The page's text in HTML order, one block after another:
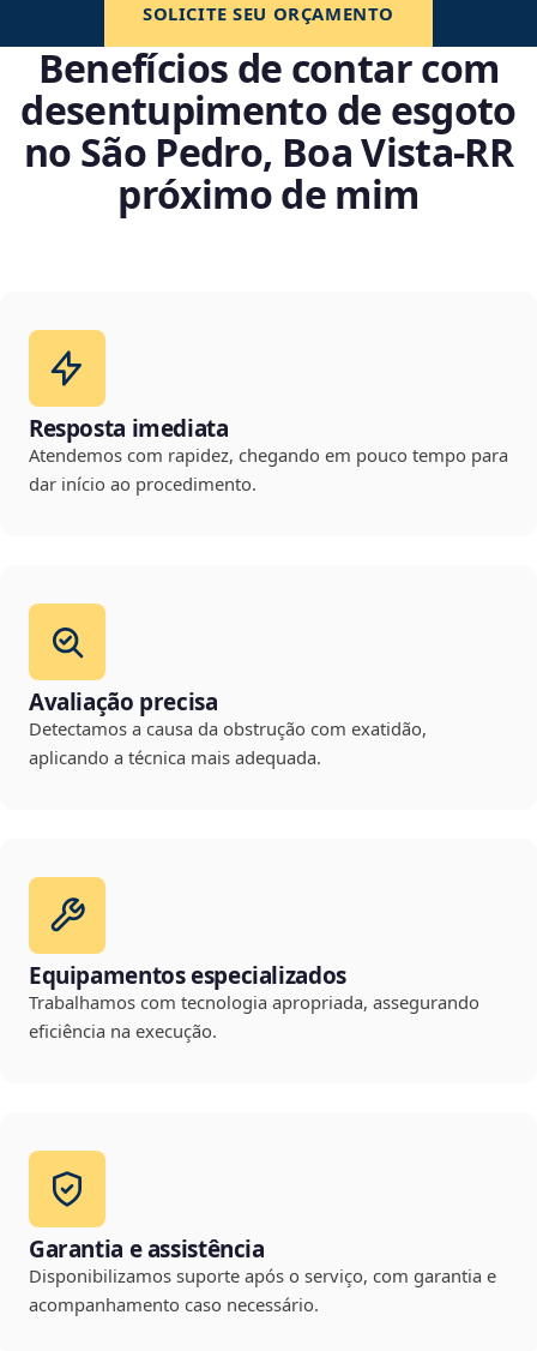
SOLICITE SEU ORÇAMENTO
Benefícios de contar com
desentupimento de esgoto
no São Pedro, Boa Vista‑RR
próximo de mim
Resposta imediata
Atendemos com rapidez, chegando em pouco tempo para
dar início ao procedimento.
Avaliação precisa
Detectamos a causa da obstrução com exatidão,
aplicando a técnica mais adequada.
Equipamentos especializados
Trabalhamos com tecnologia apropriada, assegurando
eficiência na execução.
Garantia e assistência
Disponibilizamos suporte após o serviço, com garantia e
acompanhamento caso necessário.